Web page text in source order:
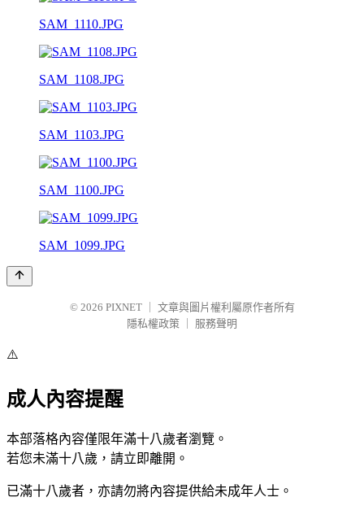
SAM_1110.JPG
SAM_1108.JPG
SAM_1103.JPG
SAM_1100.JPG
SAM_1099.JPG
© 2026 PIXNET
文章與圖片權利屬原作者所有
隱私權政策
服務聲明
⚠️
成人內容提醒
本部落格內容僅限年滿十八歲者瀏覽。
若您未滿十八歲，請立即離開。
已滿十八歲者，亦請勿將內容提供給未成年人士。